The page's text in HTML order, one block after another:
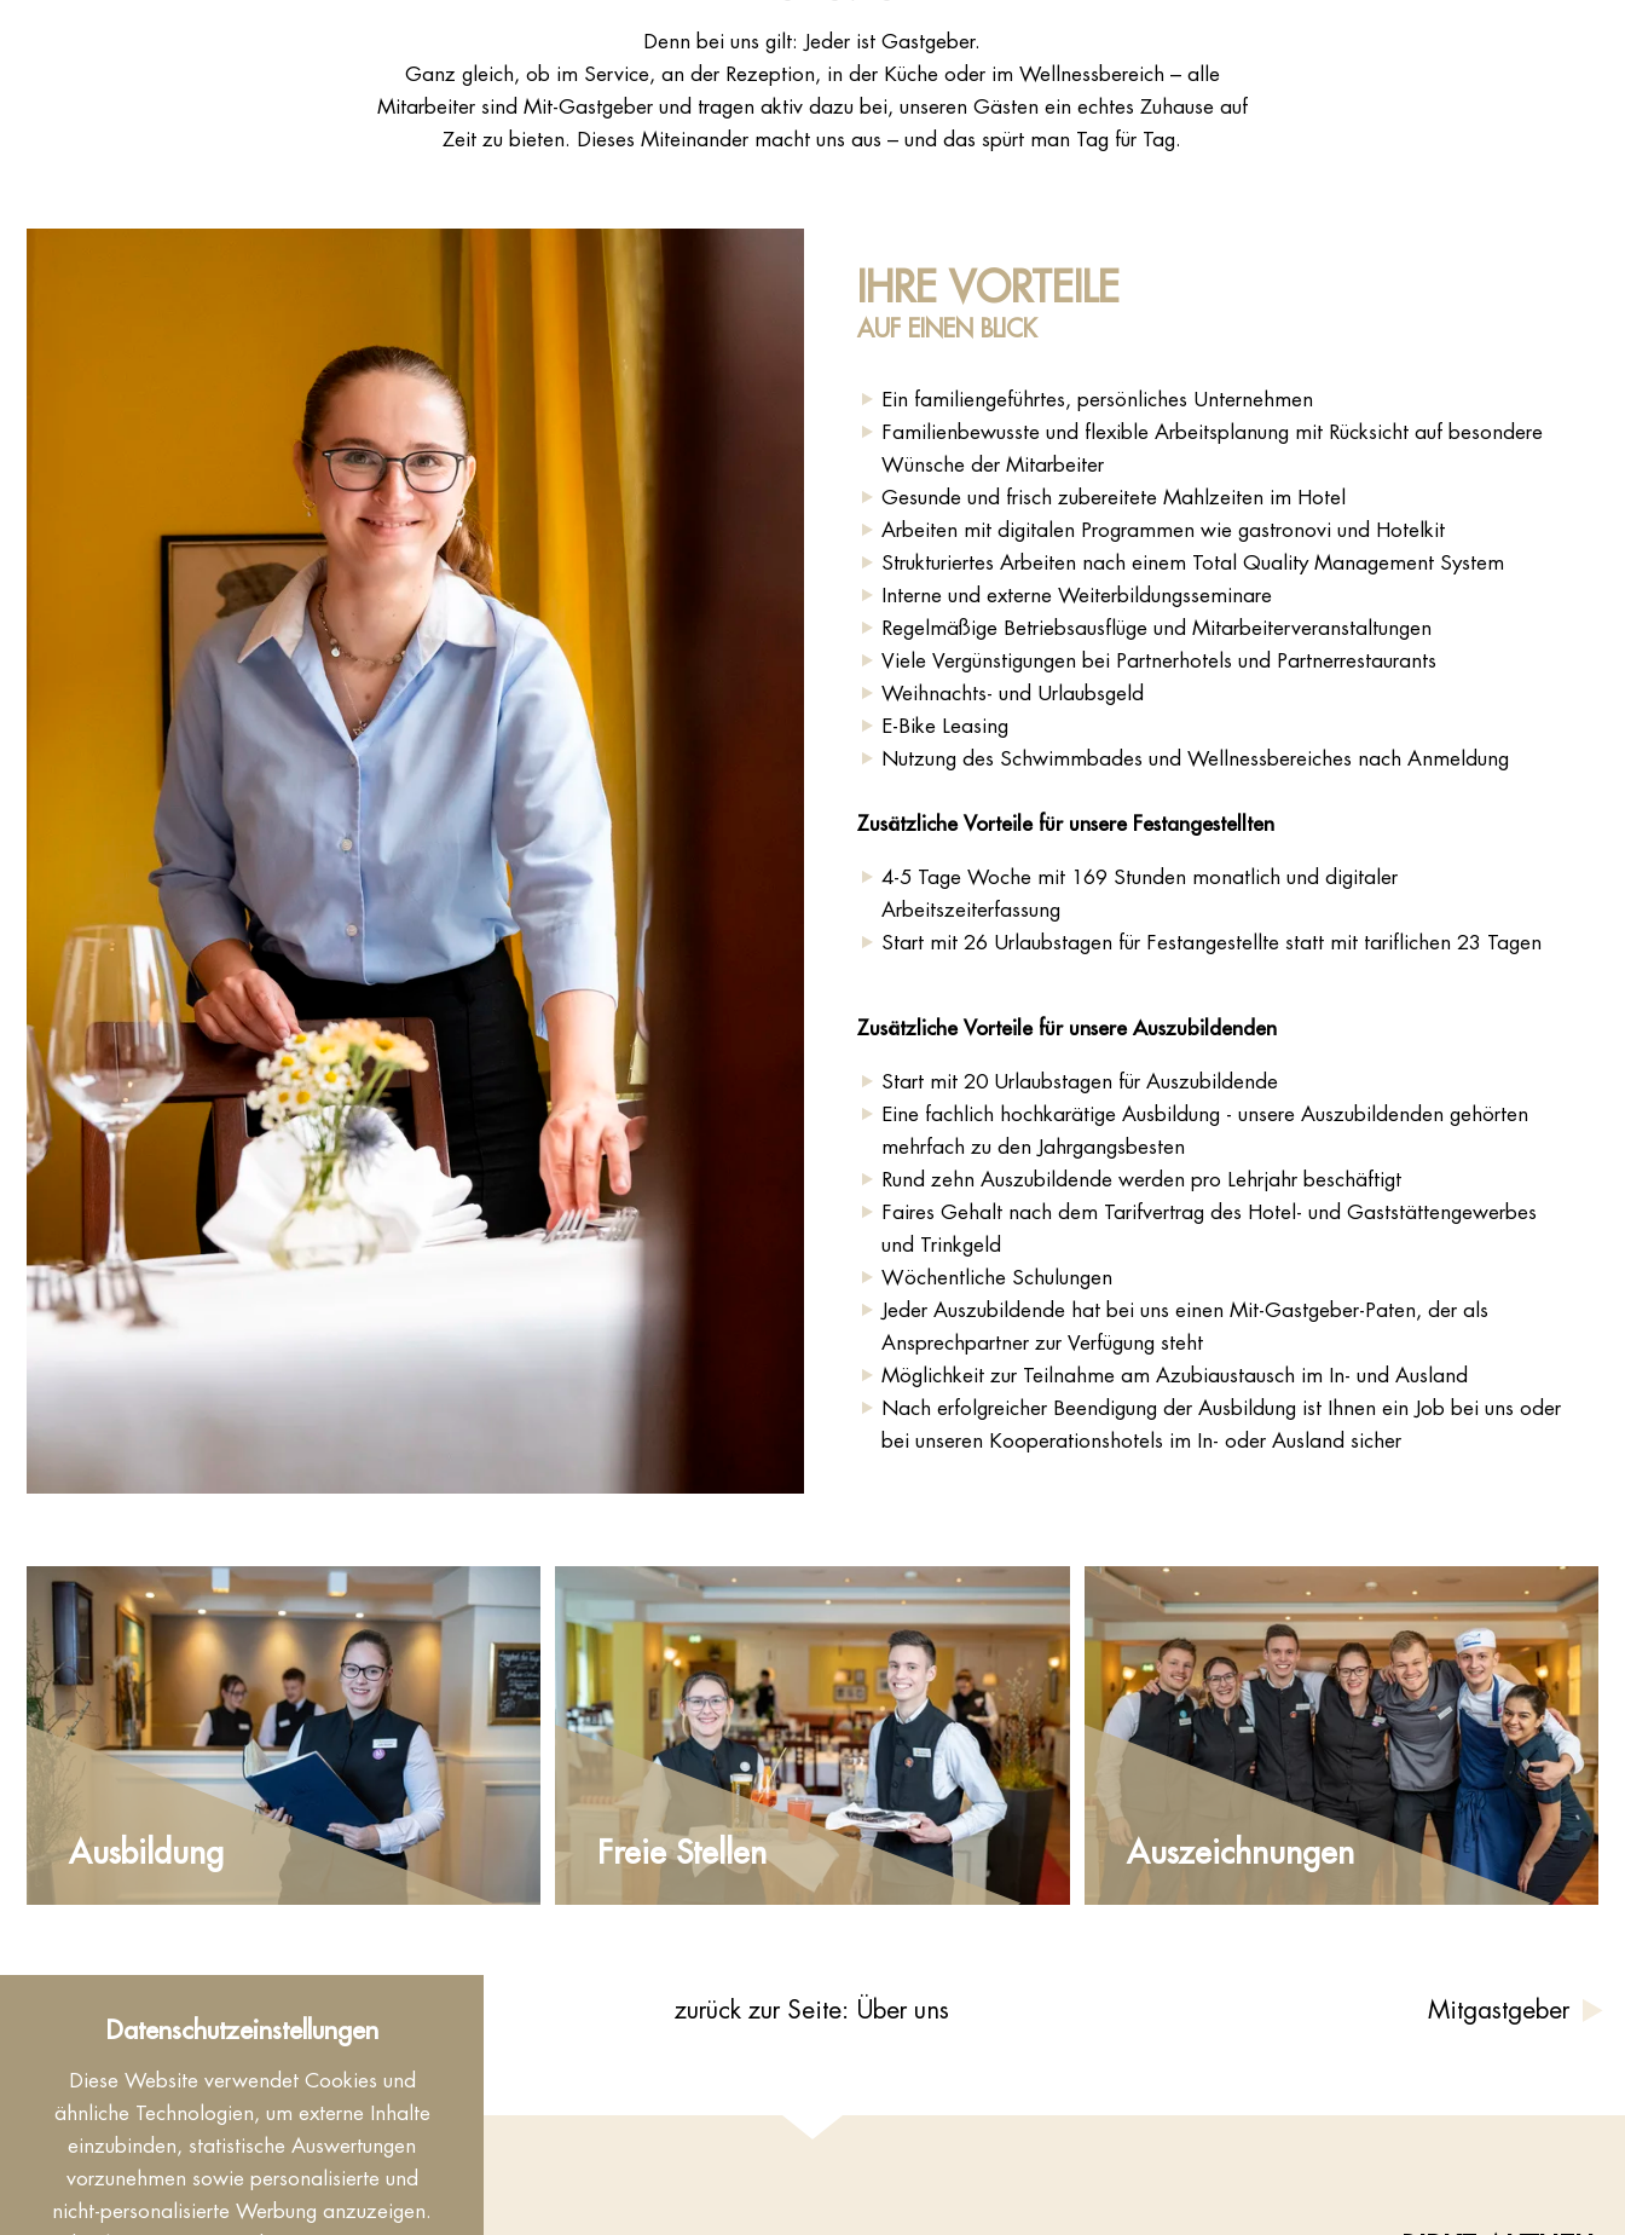
Datenschutzeinstellungen
Diese Website verwendet Cookies und
ähnliche Technologien, um externe Inhalte
einzubinden, statistische Auswertungen
vorzunehmen sowie personalisierte und
nicht-personalisierte Werbung anzuzeigen.
Denn bei uns gilt: Jeder ist Gastgeber.
Ganz gleich, ob im Service, an der Rezeption, in der Küche oder im Wellnessbereich – alle
Mitarbeiter sind Mit-Gastgeber und tragen aktiv dazu bei, unseren Gästen ein echtes Zuhause auf
Zeit zu bieten. Dieses Miteinander macht uns aus – und das spürt man Tag für Tag.
IHRE VORTEILE
AUF EINEN BLICK
Ein familiengeführtes, persönliches Unternehmen
Familienbewusste und flexible Arbeitsplanung mit Rücksicht auf besondere
Wünsche der Mitarbeiter
Gesunde und frisch zubereitete Mahlzeiten im Hotel
Arbeiten mit digitalen Programmen wie gastronovi und Hotelkit
Strukturiertes Arbeiten nach einem Total Quality Management System
Interne und externe Weiterbildungsseminare
Regelmäßige Betriebsausflüge und Mitarbeiterveranstaltungen
Viele Vergünstigungen bei Partnerhotels und Partnerrestaurants
Weihnachts- und Urlaubsgeld
E-Bike Leasing
Nutzung des Schwimmbades und Wellnessbereiches nach Anmeldung
Zusätzliche Vorteile für unsere Festangestellten
4-5 Tage Woche mit 169 Stunden monatlich und digitaler
Arbeitszeiterfassung
Start mit 26 Urlaubstagen für Festangestellte statt mit tariflichen 23 Tagen
Zusätzliche Vorteile für unsere Auszubildenden
Start mit 20 Urlaubstagen für Auszubildende
Eine fachlich hochkarätige Ausbildung - unsere Auszubildenden gehörten
mehrfach zu den Jahrgangsbesten
Rund zehn Auszubildende werden pro Lehrjahr beschäftigt
Faires Gehalt nach dem Tarifvertrag des Hotel- und Gaststättengewerbes
und Trinkgeld
Wöchentliche Schulungen
Jeder Auszubildende hat bei uns einen Mit-Gastgeber-Paten, der als
Ansprechpartner zur Verfügung steht
Möglichkeit zur Teilnahme am Azubiaustausch im In- und Ausland
Nach erfolgreicher Beendigung der Ausbildung ist Ihnen ein Job bei uns oder
bei unseren Kooperationshotels im In- oder Ausland sicher
Ausbildung Freie Stellen Auszeichnungen
Nachhaltigkeit & Umweltschutz zurück zur Seite: Über uns Mitgastgeber